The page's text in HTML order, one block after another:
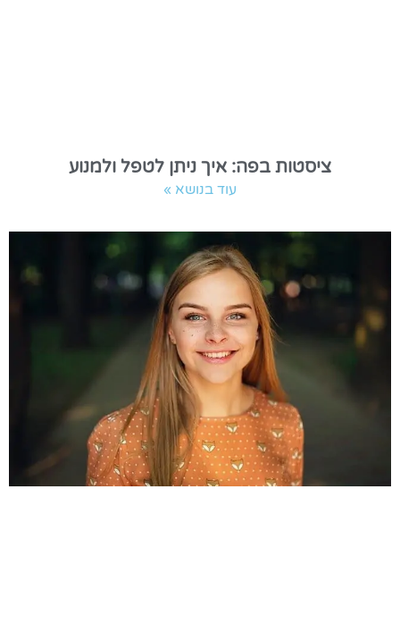
ציסטות בפה: איך ניתן לטפל ולמנוע
עוד בנושא »